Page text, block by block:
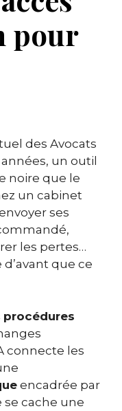
pour
des Avocats
un outil
noire que le
un cabinet
ses
les pertes…
que ce
procédures
connecte les
encadrée par
se cache une